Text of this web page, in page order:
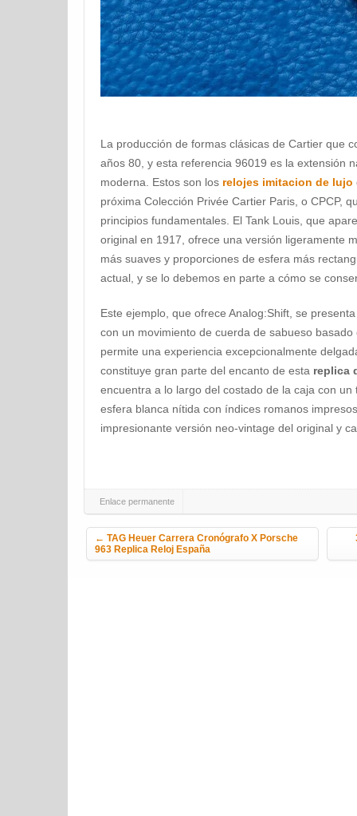
La producción de formas clásicas de Cartier que
años 80, y esta referencia 96019 es la extensión
moderna. Estos son los relojes imitacion de lujo
próxima Colección Privée Cartier Paris, o CPCP,
principios fundamentales. El Tank Louis, que
original en 1917, ofrece una versión ligeramente
más suaves y proporciones de esfera más
actual, y se lo debemos en parte a cómo se
Este ejemplo, que ofrece Analog:Shift, se
con un movimiento de cuerda de sabueso
permite una experiencia excepcionalmente
constituye gran parte del encanto de esta replica
encuentra a lo largo del costado de la caja con
esfera blanca nítida con índices romanos
impresionante versión neo-vintage del original y
Enlace permanente
Navegación de la entrada
← TAG Heuer Carrera Cronógrafo X Porsche
963 Replica Reloj España